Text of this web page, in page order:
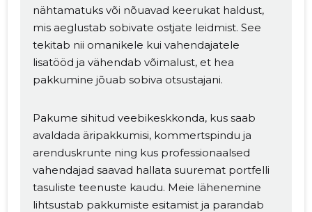
nähtamatuks või nõuavad keerukat haldust,
mis aeglustab sobivate ostjate leidmist. See
tekitab nii omanikele kui vahendajatele
lisatööd ja vähendab võimalust, et hea
pakkumine jõuab sobiva otsustajani.
Pakume sihitud veebikeskkonda, kus saab
avaldada äripakkumisi, kommertspindu ja
arenduskrunte ning kus professionaalsed
vahendajad saavad hallata suuremat portfelli
tasuliste teenuste kaudu. Meie lähenemine
lihtsustab pakkumiste esitamist ja parandab